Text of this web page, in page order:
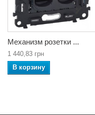
Механизм розетки ...
1 440,83 грн
В корзину